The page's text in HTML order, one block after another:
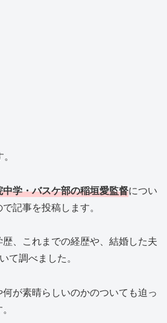
学・バスケ部の稲垣愛監督につい
記事を投稿します。
、これまでの経歴や、結婚した夫
て調べました。
が素晴らしいのかのついても迫っ